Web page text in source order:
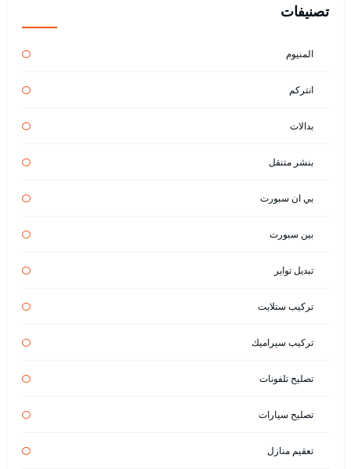
تصنيفات
المنيوم
انتركم
بدالات
بنشر متنقل
بي ان سبورت
بين سبورت
تبديل تواير
تركيب ستلايت
تركيب سيراميك
تصليح تلفونات
تصليح سيارات
تعقيم منازل